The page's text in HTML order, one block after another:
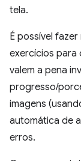
tela.
É possível
exercícios para
valem a pena
progresso/
imagens
automática de
erros.